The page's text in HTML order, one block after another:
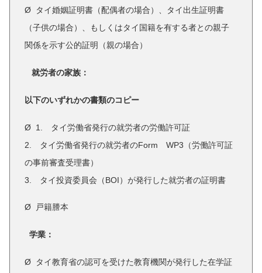
Ø タイ婚姻証明書（配偶者の場合）、タイ出生証明書
（子供の場合）、もしくはタイ国籍を有する者との親子
関係を示す公的証明（親の場合）
就労者の家族：
以下のいずれかの書類のコピー
Ø 1. タイ労働省発行の就労者の労働許可証
2. タイ労働省発行の就労者のForm WP3（労働許可証
の事前審査受理書）
3. タイ投資委員会（BOI）が発行した就労者の証明書
Ø 戸籍謄本
学業：
Ø タイ教育省の認可を受けた教育機関が発行した在学証